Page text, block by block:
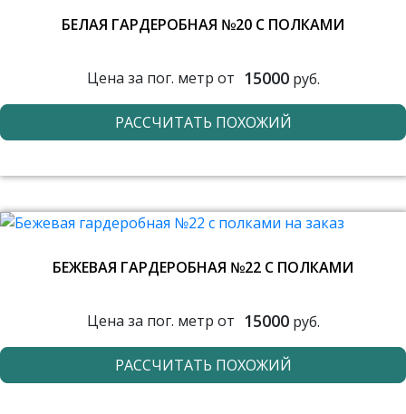
БЕЛАЯ ГАРДЕРОБНАЯ №20 С ПОЛКАМИ
Цена за пог. метр от 15000руб.
РАССЧИТАТЬ ПОХОЖИЙ
БЕЖЕВАЯ ГАРДЕРОБНАЯ №22 С ПОЛКАМИ
Цена за пог. метр от 15000руб.
РАССЧИТАТЬ ПОХОЖИЙ